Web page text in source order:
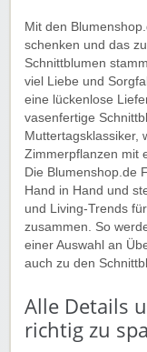
Mit den
schenken und das
Schnittblumen
viel Liebe und
eine lückenlose
vasenfertige
Muttertagsklassiker,
Zimmerpflanzen mit
Die Blumenshop.de
Hand in Hand und
und Living-Trends
zusammen. So
einer Auswahl an
auch zu den
Alle Details
richtig zu